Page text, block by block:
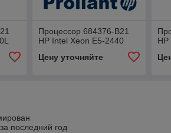
Процессор 684376-B21
HP Intel Xeon E5-2440
Цену уточняйте
последний год